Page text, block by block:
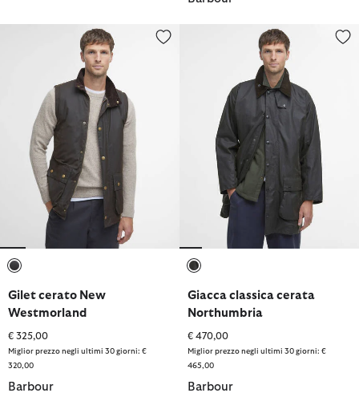
Gilet cerato New Westmorland
Gilet cerato New
Westmorland
€ 325,00
Miglior prezzo negli ultimi 30 giorni: €
320,00
Barbour
Giacca classica cerata
Giacca classica cerata
Northumbria
€ 470,00
Miglior prezzo negli ultimi 30 giorni: €
465,00
Barbour